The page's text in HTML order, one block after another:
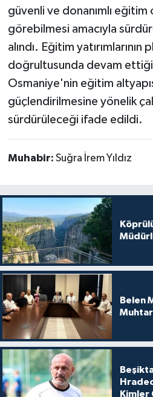
güvenli ve donanımlı
görebilmesi amacıyla
alındı. Eğitim yatırımlarının
doğrultusunda devam
Osmaniye'nin eğitim
güçlendirilmesine yönelik
sürdürüleceği ifade edildi.
Muhabir: Suğra İrem Yıldız
Belen
Kimler